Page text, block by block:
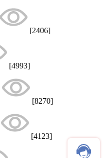
[2406]
[4993]
[8270]
[4123]